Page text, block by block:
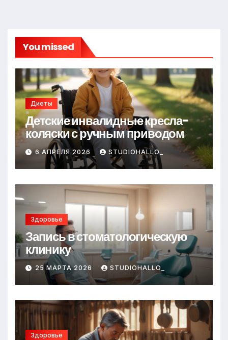
You missed
Диеты
Детские инвалидные кресла-
коляски с ручным приводом
6 АПРЕЛЯ 2026 STUDIOHALLO_
Здоровье
Запись в стоматологическую
клинику
25 МАРТА 2026 STUDIOHALLO_
Здоровье